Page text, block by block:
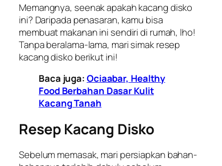
Memangnya, seenak apakah kacang disko
ini? Daripada penasaran, kamu bisa
membuat makanan ini sendiri di rumah, lho!
Tanpa beralama-lama, mari simak resep
kacang disko berikut ini!
Baca juga:Ociaabar, Healthy
Food Berbahan Dasar Kulit
Kacang Tanah
Resep Kacang Disko
Sebelum memasak, mari persiapkan bahan-